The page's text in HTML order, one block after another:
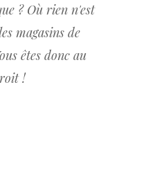
? Où rien n'est
magasins de
êtes donc au
!